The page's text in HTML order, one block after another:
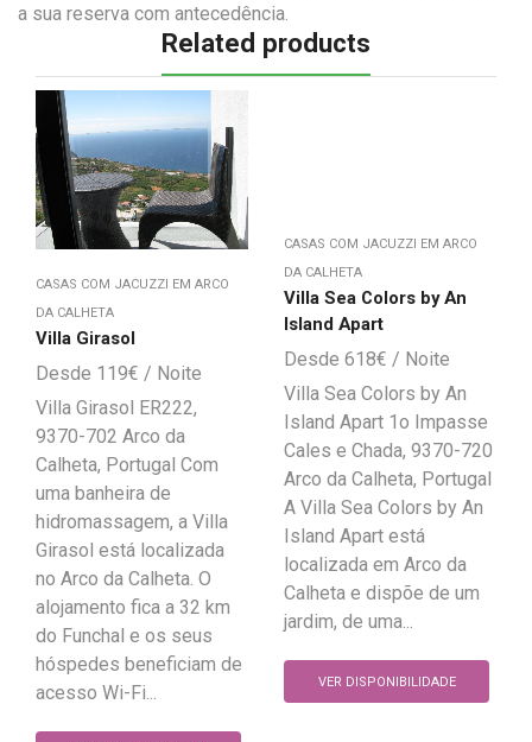
a sua reserva com antecedência.
Related products
CASAS COM JACUZZI EM ARCO
DA CALHETA
Villa Girasol
119€
Villa Girasol ER222,
9370-702 Arco da
Calheta, Portugal Com
uma banheira de
hidromassagem, a Villa
Girasol está localizada
no Arco da Calheta. O
alojamento fica a 32 km
do Funchal e os seus
hóspedes beneficiam de
acesso Wi-Fi...
CASAS COM JACUZZI EM ARCO
DA CALHETA
Villa Sea Colors by An
Island Apart
618€
Villa Sea Colors by An
Island Apart 1o Impasse
Cales e Chada, 9370-720
Arco da Calheta, Portugal
A Villa Sea Colors by An
Island Apart está
localizada em Arco da
Calheta e dispõe de um
jardim, de uma...
VER DISPONIBILIDADE